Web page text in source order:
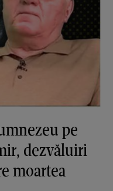
pe
dezvăluiri
moartea